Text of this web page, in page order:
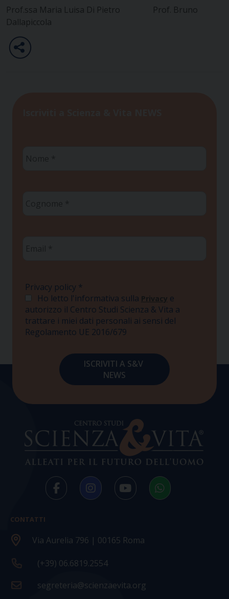
Prof.ssa Maria Luisa Di Pietro Prof. Bruno
Dallapiccola
Privacy policy *
Ho letto l'informativa sulla Privacy e
autorizzo il Centro Studi Scienza & Vita a
trattare i miei dati personali ai sensi del
Regolamento UE 2016/679
CONTATTI
Via Aurelia 796 | 00165 Roma
(+39) 06.6819.2554
segreteria@scienzaevita.org